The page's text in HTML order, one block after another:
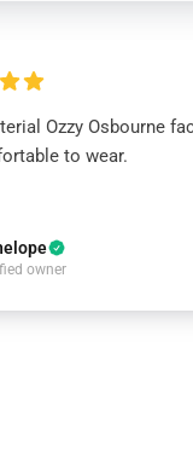
Ozzy Osbourne
to wear.
owner